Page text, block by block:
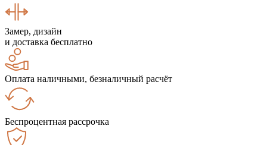
Замер, дизайн
и доставка бесплатно
Оплата наличными, безналичный расчёт
Беспроцентная рассрочка